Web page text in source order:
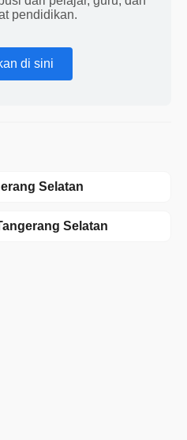
pendidikan.
di sini
Selatan
Selatan